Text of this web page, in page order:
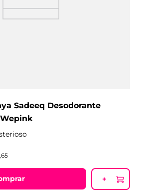
Sadeeq Desodorante
,65
+